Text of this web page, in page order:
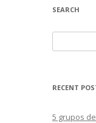
SEARCH
u
c
r
RECENT
5 grupos